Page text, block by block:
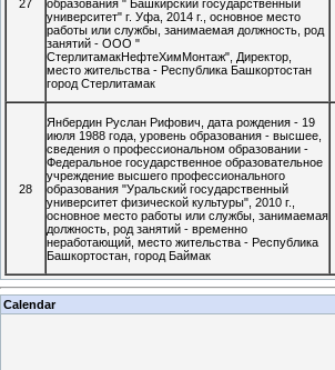
27
образования " Башкирский государственный
университет" г. Уфа, 2014 г., основное место
работы или службы, занимаемая должность, род
занятий - ООО "
СтерлитамакНефтеХимМонтаж", Директор,
место жительства - Республика Башкортостан
город Стерлитамак
28
Янбердин Руслан Рифович, дата рождения - 19
июля 1988 года, уровень образования - высшее,
сведения о профессиональном образовании -
Федеральное государственное образовательное
учреждение высшего профессионального
образования "Уральский государственный
университет физической культуры", 2010 г.,
основное место работы или службы, занимаемая
должность, род занятий - временно
неработающий, место жительства - Республика
Башкортостан, город Баймак
Calendar